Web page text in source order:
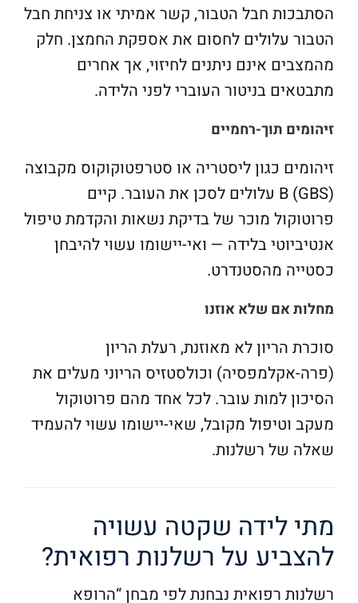
הסתבכות חבל הטבור, קשר אמיתי או צניחת חבל
הטבור עלולים לחסום את אספקת החמצן. חלק
מהמצבים אינם ניתנים לחיזוי, אך אחרים
מתבטאים בניטור העוברי לפני הלידה.
זיהומים תוך-רחמיים
זיהומים כגון ליסטריה או סטרפטוקוקוס מקבוצה
B (GBS) עלולים לסכן את העובר. קיים
פרוטוקול מוכר של בדיקת נשאות והקדמת טיפול
אנטיביוטי בלידה — ואי-יישומו עשוי להיבחן
כסטייה מהסטנדרט.
מחלות אם שלא אוזנו
סוכרת הריון לא מאוזנת, רעלת הריון
(פרה-אקלמפסיה) וכולסטזיס הריוני מעלים את
הסיכון למות עובר. לכל אחד מהם פרוטוקול
מעקב וטיפול מקובל, שאי-יישומו עשוי להעמיד
שאלה של רשלנות.
מתי לידה שקטה עשויה
להצביע על רשלנות רפואית?
רשלנות רפואית נבחנת לפי מבחן “הרופא